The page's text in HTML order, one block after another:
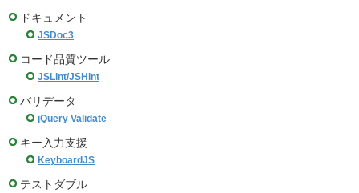
ドキュメント
JSDoc3
コード品質ツール
JSLint/JSHint
バリデータ
jQuery Validate
キー入力支援
KeyboardJS
テストダブル